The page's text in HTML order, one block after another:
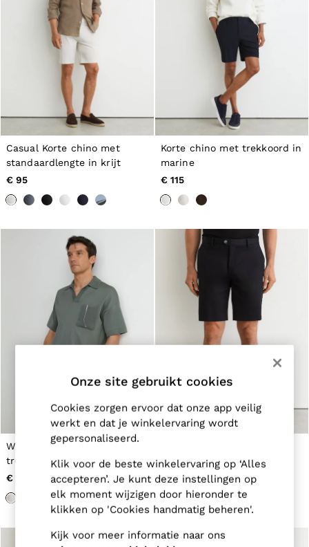
Heels
Sandals
Trainers
Flats
All Shoes
Bags
Belts
Jewellery
Hats, Gloves & Scarves
Socks & Tights
All Accessories
Linen Collection
Workwear
Reiss | NYBG
NEW
New Arrivals
Pre-Autumn Collection
Wedding Guest & Occasion
Holiday
Shirts
T-Shirts
Polo Shirts
Trousers
Shorts
Suits
Tailoring
Blazers
Knitwear & Jumpers
Jackets & Coats
Leather & Suede Jackets
Sweats, Hoodies & Joggers
Overshirts
All Clothing
Trainers
Formal Shoes
Casual Korte chino met
standaardlengte in krijt
€ 95
Korte chino met trekkoord in
marine
€ 115
Witte chinoshort met
trekkoord
€ 115
lengte in Zwart
€ 95
Onze site gebruikt cookies
Cookies zorgen ervoor dat onze app veilig
werkt en dat je winkelervaring wordt
gepersonaliseerd.
Klik voor de beste winkelervaring op ‘Alles
accepteren’. Je kunt deze instellingen op
elk moment wijzigen door hieronder te
klikken op 'Cookies handmatig beheren'.
Kijk voor meer informatie naar ons